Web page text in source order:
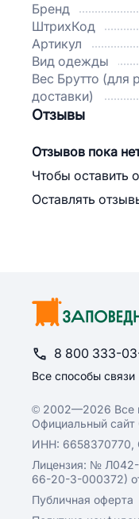
Бренд
ШтрихКод
Артикул
Вид одежды
Вес Брутто (для
доставки)
Отзывы
Отзывов пока
Чтобы оставить
Оставлять
8 800 333-
Все способы связи
© 2002—2026 Все
Официальный
ИНН: 6658370770,
Лицензия: №
66-20-3-000372)
Публичная оферта